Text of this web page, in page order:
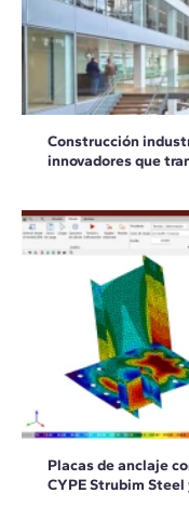
Construcción
innovadores que
Placas de anclaje
CYPE Strubim Steel